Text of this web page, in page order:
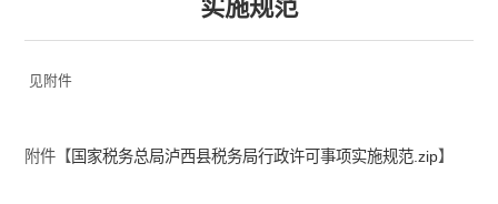
实施规范
见附件
附件【 国家税务总局泸西县税务局行政许可事项实施规范.zip】